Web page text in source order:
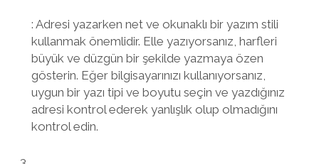
: Adresi yazarken net ve okunaklı bir yazım stili
kullanmak önemlidir. Elle yazıyorsanız, harfleri
büyük ve düzgün bir şekilde yazmaya özen
gösterin. Eğer bilgisayarınızı kullanıyorsanız,
uygun bir yazı tipi ve boyutu seçin ve yazdığınız
adresi kontrol ederek yanlışlık olup olmadığını
kontrol edin.